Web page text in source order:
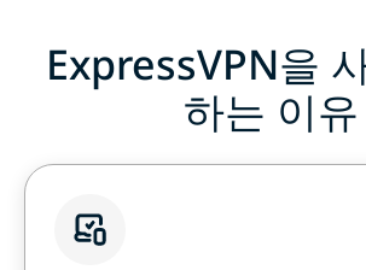
ExpressVPN을
하는 이유